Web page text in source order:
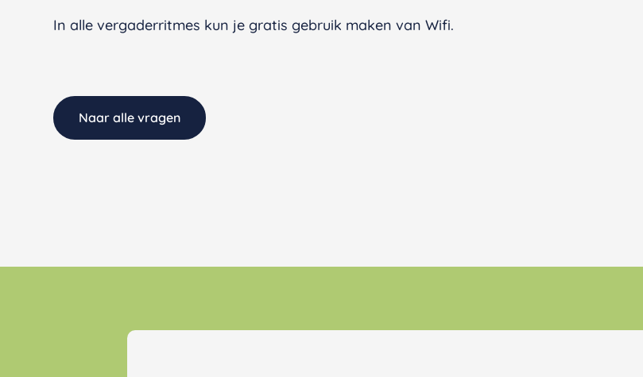
In alle vergaderritmes kun je gratis gebruik maken van Wifi.
Naar alle vragen